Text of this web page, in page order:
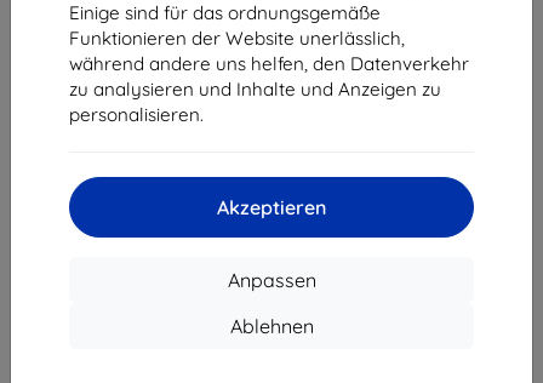
Einige sind für das ordnungsgemäße
Funktionieren der Website unerlässlich,
während andere uns helfen, den Datenverkehr
zu analysieren und Inhalte und Anzeigen zu
personalisieren.
Akzeptieren
Anpassen
Ablehnen
Shield-Sk s.r.o.
Unternehmens-ID:
46701494
USt-IdNr.:SK2023549671